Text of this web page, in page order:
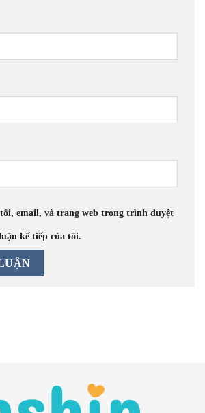
email, và trang web trong trình duyệt
kế tiếp của tôi.